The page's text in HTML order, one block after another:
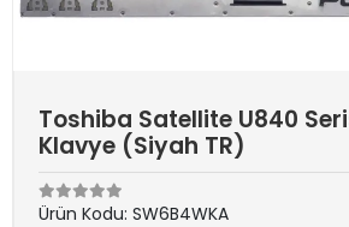
Toshiba Satellite U840
Klavye (Siyah TR)
Ürün Kodu: SW6B4WKA